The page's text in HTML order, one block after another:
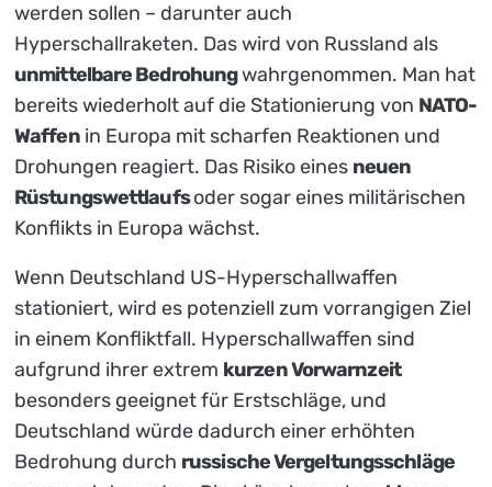
werden sollen – darunter auch
Hyperschallraketen. Das wird von Russland als
unmittelbare Bedrohungwahrgenommen. Man hat
bereits wiederholt auf die Stationierung von NATO-
Waffenin Europa mit scharfen Reaktionen und
Drohungen reagiert. Das Risiko eines neuen
Rüstungswettlaufsoder sogar eines militärischen
Konflikts in Europa wächst.
Wenn Deutschland US-Hyperschallwaffen
stationiert, wird es potenziell zum vorrangigen Ziel
in einem Konfliktfall. Hyperschallwaffen sind
aufgrund ihrer extrem kurzen Vorwarnzeit
besonders geeignet für Erstschläge, und
Deutschland würde dadurch einer erhöhten
Bedrohung durch russische Vergeltungsschläge